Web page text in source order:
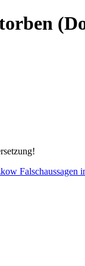
Falschaussagen